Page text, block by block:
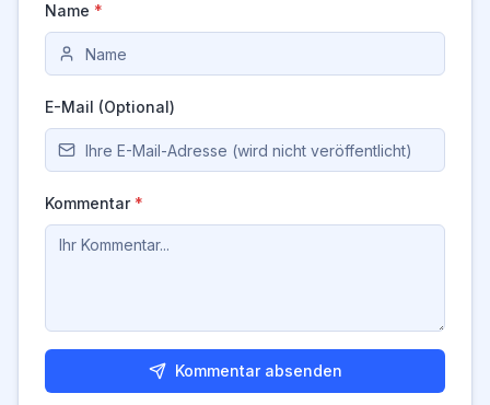
Name *
E-Mail (Optional)
Kommentar *
Kommentar absenden